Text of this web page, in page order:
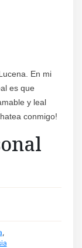
En mi
es que
y leal
conmigo!
,